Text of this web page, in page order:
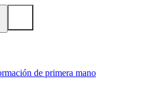
de primera mano